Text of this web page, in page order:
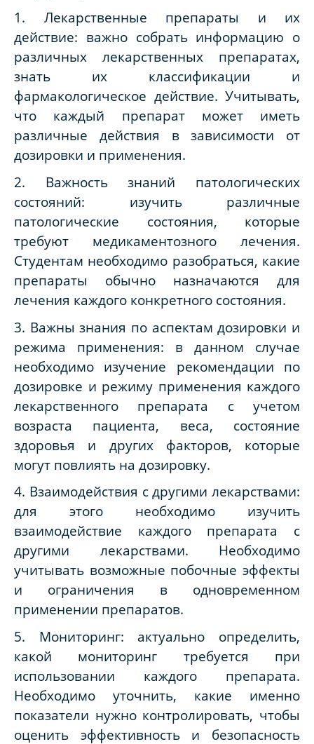
1. Лекарственные препараты и их
действие: важно собрать информацию о
различных лекарственных препаратах,
знать их классификации и
фармакологическое действие. Учитывать,
что каждый препарат может иметь
различные действия в зависимости от
дозировки и применения.
2. Важность знаний патологических
состояний: изучить различные
патологические состояния, которые
требуют медикаментозного лечения.
Студентам необходимо разобраться, какие
препараты обычно назначаются для
лечения каждого конкретного состояния.
3. Важны знания по аспектам дозировки и
режима применения: в данном случае
необходимо изучение рекомендации по
дозировке и режиму применения каждого
лекарственного препарата с учетом
возраста пациента, веса, состояние
здоровья и других факторов, которые
могут повлиять на дозировку.
4. Взаимодействия с другими лекарствами:
для этого необходимо изучить
взаимодействие каждого препарата с
другими лекарствами. Необходимо
учитывать возможные побочные эффекты
и ограничения в одновременном
применении препаратов.
5. Мониторинг: актуально определить,
какой мониторинг требуется при
использовании каждого препарата.
Необходимо уточнить, какие именно
показатели нужно контролировать, чтобы
оценить эффективность и безопасность